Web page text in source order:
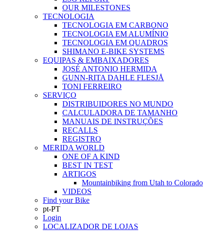
OUR MILESTONES
TECNOLOGIA
TECNOLOGIA EM CARBONO
TECNOLOGIA EM ALUMÍNIO
TECNOLOGIA EM QUADROS
SHIMANO E-BIKE SYSTEMS
EQUIPAS & EMBAIXADORES
JOSÉ ANTONIO HERMIDA
GUNN-RITA DAHLE FLESJÅ
TONI FERREIRO
SERVIÇO
DISTRIBUIDORES NO MUNDO
CALCULADORA DE TAMANHO
MANUAIS DE INSTRUÇÕES
RECALLS
REGISTRO
MERIDA WORLD
ONE OF A KIND
BEST IN TEST
ARTIGOS
Mountainbiking from Utah to Colorado
VIDEOS
Find your Bike
pt-PT
Login
LOCALIZADOR DE LOJAS